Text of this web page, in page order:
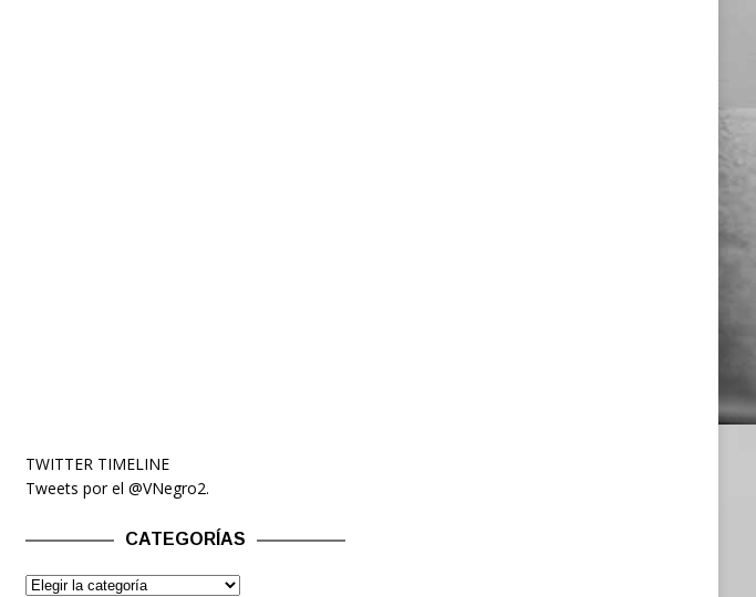
TWITTER TIMELINE
Tweets por el @VNegro2.
CATEGORÍAS